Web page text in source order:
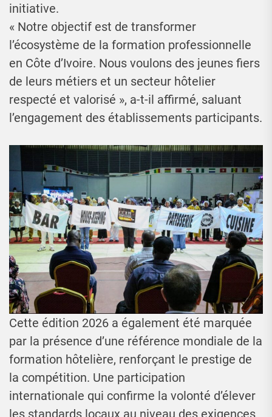
initiative.
« Notre objectif est de transformer
l’écosystème de la formation professionnelle
en Côte d’Ivoire. Nous voulons des jeunes fiers
de leurs métiers et un secteur hôtelier
respecté et valorisé », a-t-il affirmé, saluant
l’engagement des établissements participants.
Cette édition 2026 a également été marquée
par la présence d’une référence mondiale de la
formation hôtelière, renforçant le prestige de
la compétition. Une participation
internationale qui confirme la volonté d’élever